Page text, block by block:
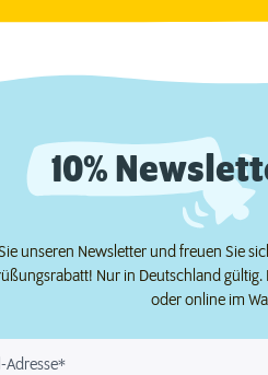
10%
unseren Newsletter und freuen Sie
Nur in Deutschland
oder online im
Adresse*